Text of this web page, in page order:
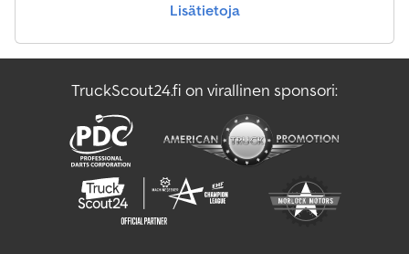
Lisätietoja
TruckScout24.fi on virallinen sponsori: